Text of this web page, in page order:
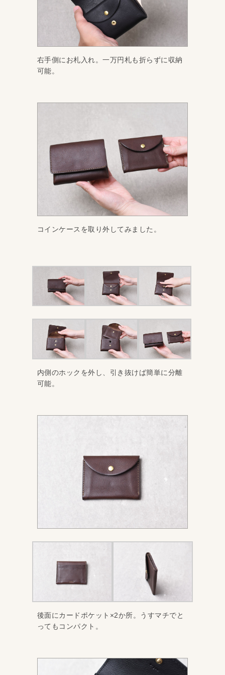
右手側にお札入れ。一万円札も折らずに収納
可能。
コインケースを取り外してみました。
内側のホックを外し、引き抜けば簡単に分離
可能。
後面にカードポケット×2か所。うすマチでと
ってもコンパクト。